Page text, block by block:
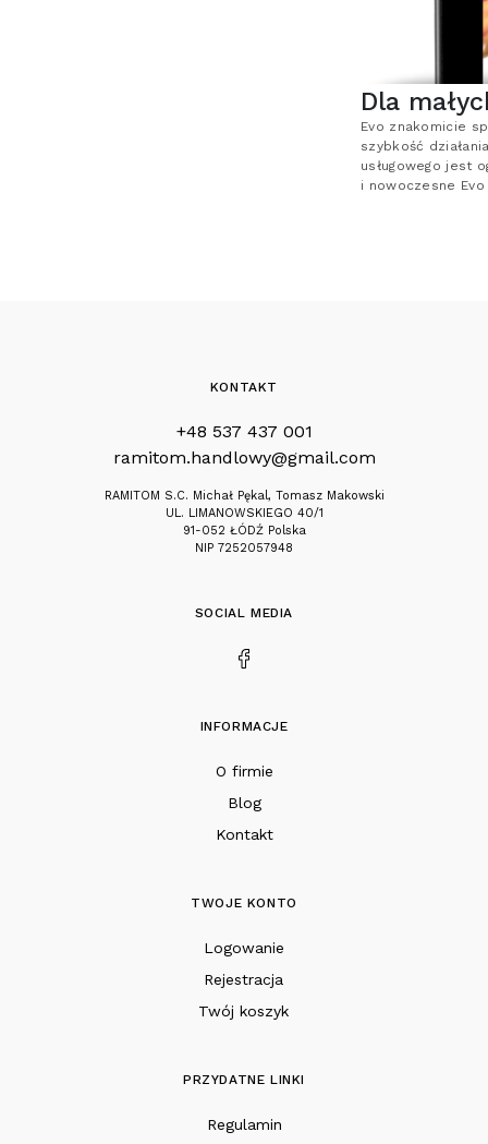
Dla
Evo znakomicie
szybkość
usługowego jest
i nowoczesne
KONTAKT
+48 537 437 001
ramitom.handlowy@gmail.com
RAMITOM S.C. Michał Pękal, Tomasz Makowski
UL. LIMANOWSKIEGO 40/1
91-052 ŁÓDŹ Polska
NIP 7252057948
INFORMACJE
O firmie
Blog
Kontakt
TWOJE KONTO
Logowanie
Rejestracja
Twój koszyk
PRZYDATNE LINKI
Regulamin
SOCIAL MEDIA